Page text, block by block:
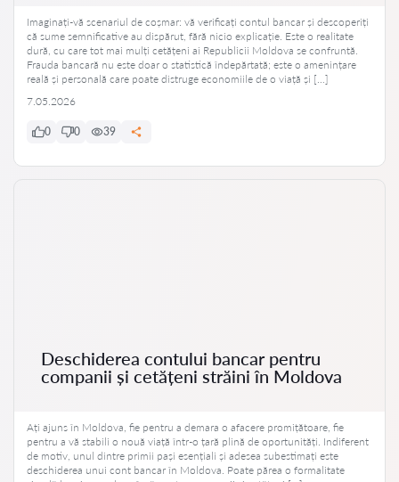
Imaginați-vă scenariul de coșmar: vă verificați contul bancar și descoperiți
că sume semnificative au dispărut, fără nicio explicație. Este o realitate
dură, cu care tot mai mulți cetățeni ai Republicii Moldova se confruntă.
Frauda bancară nu este doar o statistică îndepărtată; este o amenințare
reală și personală care poate distruge economiile de o viață și […]
7.05.2026
0 0 39
Deschiderea contului bancar pentru
companii și cetățeni străini în Moldova
Ați ajuns în Moldova, fie pentru a demara o afacere promițătoare, fie
pentru a vă stabili o nouă viață într-o țară plină de oportunități. Indiferent
de motiv, unul dintre primii pași esențiali și adesea subestimați este
deschiderea unui cont bancar în Moldova. Poate părea o formalitate